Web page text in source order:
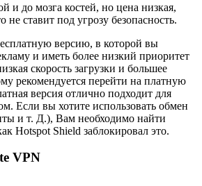
и до мозга костей, но цена низкая,
не ставит под угрозу безопасность.
версию, в которой вы
и иметь более низкий приоритет
скорость загрузки и большее
рекомендуется перейти на платную
версия отлично подходит для
Если вы хотите использовать обмен
и т. Д.), Вам необходимо найти
Hotspot Shield заблокировал это.
VPN